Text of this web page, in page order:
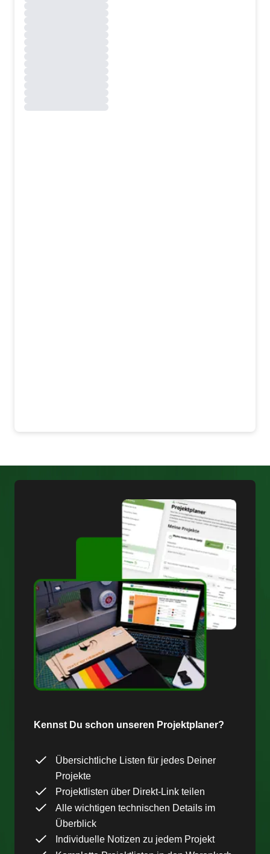
Kennst Du schon unseren Projektplaner?
Übersichtliche Listen für jedes Deiner
Projekte
Projektlisten über Direkt-Link teilen
Alle wichtigen technischen Details im
Überblick
Individuelle Notizen zu jedem Projekt